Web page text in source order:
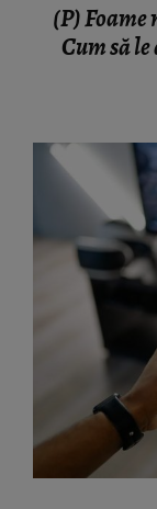
(P)
Cum să